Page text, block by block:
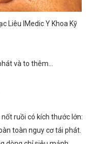
Liêu IMedic Y Khoa Kỹ
và to thêm...
ruồi có kích thước lớn:
toàn nguy cơ tái phát.